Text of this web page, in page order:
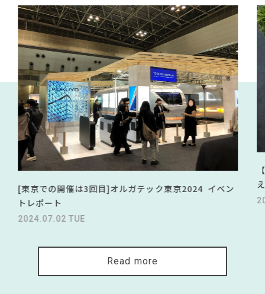
[東京での開催は3回目]オルガテック東京2024 イベン
トレポート
2024.07.02 TUE
Read more